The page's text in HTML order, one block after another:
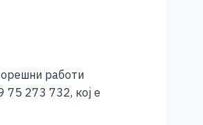
работи
75 273 732, кој е